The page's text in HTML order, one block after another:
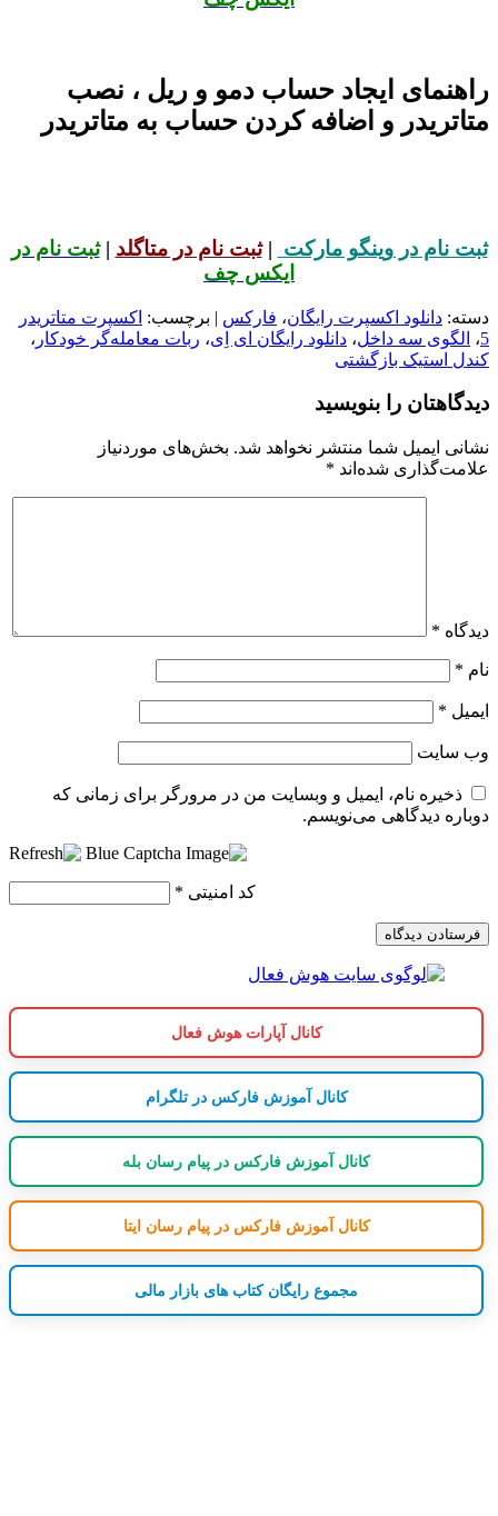
راهنمای ایجاد حساب دمو و ریل ، نصب
متاتریدر و اضافه کردن حساب به متاتریدر
ثبت نام در وینگو مارکت |ثبت نام در متاگلد |ثبت نام در
ایکس چف
دسته: دانلود اکسپرت رایگان، فارکس | برچسب: اکسپرت متاتریدر
5، الگوی سه داخل، دانلود رایگان ای اِی، ربات معامله‌گر خودکار ،
کندل استیک بازگشتی
دیدگاهتان را بنویسید
نشانی ایمیل شما منتشر نخواهد شد. بخش‌های موردنیاز
علامت‌گذاری شده‌اند *
دیدگاه *
نام *
ایمیل *
وب‌ سایت
ذخیره نام، ایمیل و وبسایت من در مرورگر برای زمانی که
دوباره دیدگاهی می‌نویسم.
کد امنیتی *
کانال آپارات هوش فعال
کانال آموزش فارکس در تلگرام
کانال آموزش فارکس در پیام رسان بله
کانال آموزش فارکس در پیام رسان ایتا
مجموع رایگان کتاب های بازار مالی